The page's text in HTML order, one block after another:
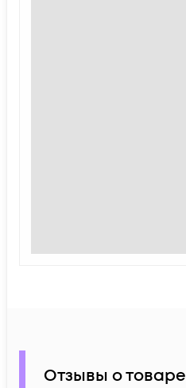
Отзывы о товаре